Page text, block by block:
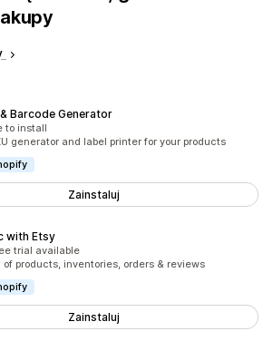
& Barcode Generator
52
to install
generator and label printer for your products
Zainstaluj
with Etsy
204
trial available
of products, inventories, orders & reviews
Zainstaluj